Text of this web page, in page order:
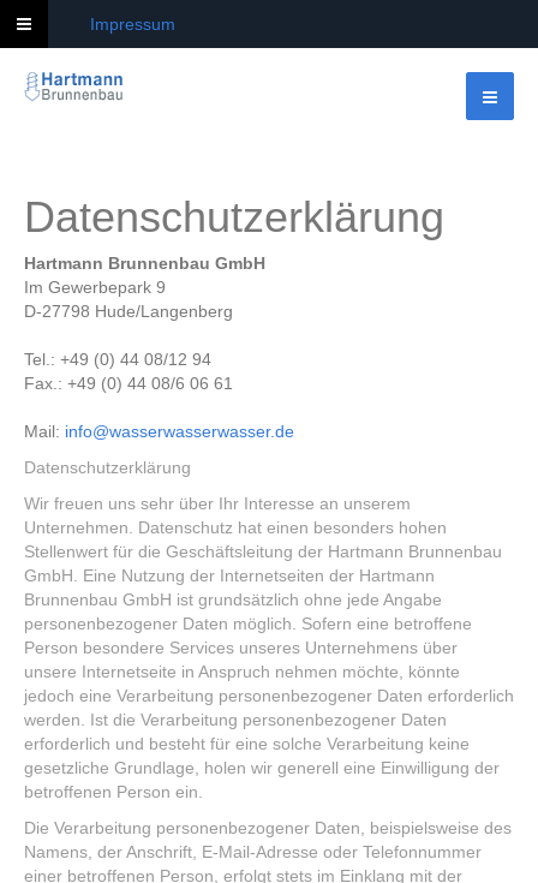
Impressum
Datenschutzerklärung
Hartmann Brunnenbau GmbH
Im Gewerbepark 9
D-27798 Hude/Langenberg
Tel.: +49 (0) 44 08/12 94
Fax.: +49 (0) 44 08/6 06 61
Mail: info@wasserwasserwasser.de
Datenschutzerklärung
Wir freuen uns sehr über Ihr Interesse an unserem
Unternehmen. Datenschutz hat einen besonders hohen
Stellenwert für die Geschäftsleitung der Hartmann Brunnenbau
GmbH. Eine Nutzung der Internetseiten der Hartmann
Brunnenbau GmbH ist grundsätzlich ohne jede Angabe
personenbezogener Daten möglich. Sofern eine betroffene
Person besondere Services unseres Unternehmens über
unsere Internetseite in Anspruch nehmen möchte, könnte
jedoch eine Verarbeitung personenbezogener Daten erforderlich
werden. Ist die Verarbeitung personenbezogener Daten
erforderlich und besteht für eine solche Verarbeitung keine
gesetzliche Grundlage, holen wir generell eine Einwilligung der
betroffenen Person ein.
Die Verarbeitung personenbezogener Daten, beispielsweise des
Namens, der Anschrift, E-Mail-Adresse oder Telefonnummer
einer betroffenen Person, erfolgt stets im Einklang mit der